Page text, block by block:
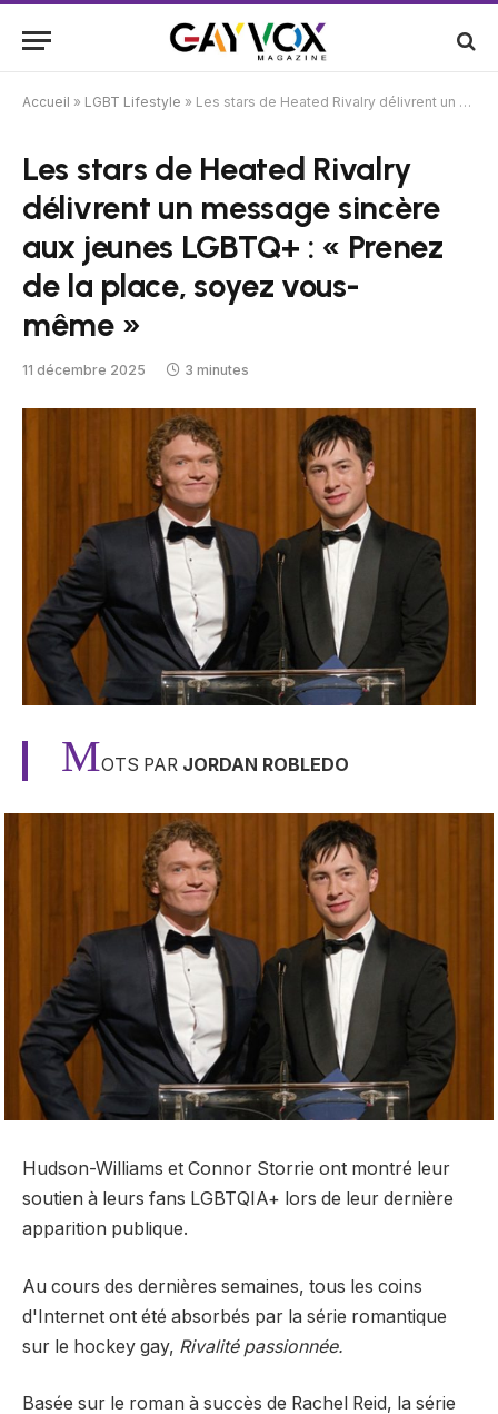
Accueil » LGBT Lifestyle » Les stars de Heated Rivalry délivrent un message sincère aux jeunes LGBTQ+ : « Prenez de la place, soyez vous-même »
Les stars de Heated Rivalry
délivrent un message sincère
aux jeunes LGBTQ+ : « Prenez
de la place, soyez vous-
même »
11 décembre 2025 3 minutes
MOTS PAR JORDAN ROBLEDO
Hudson-Williams et Connor Storrie ont montré leur
soutien à leurs fans LGBTQIA+ lors de leur dernière
apparition publique.
Au cours des dernières semaines, tous les coins
d'Internet ont été absorbés par la série romantique
sur le hockey gay, Rivalité passionnée.
Basée sur le roman à succès de Rachel Reid, la série